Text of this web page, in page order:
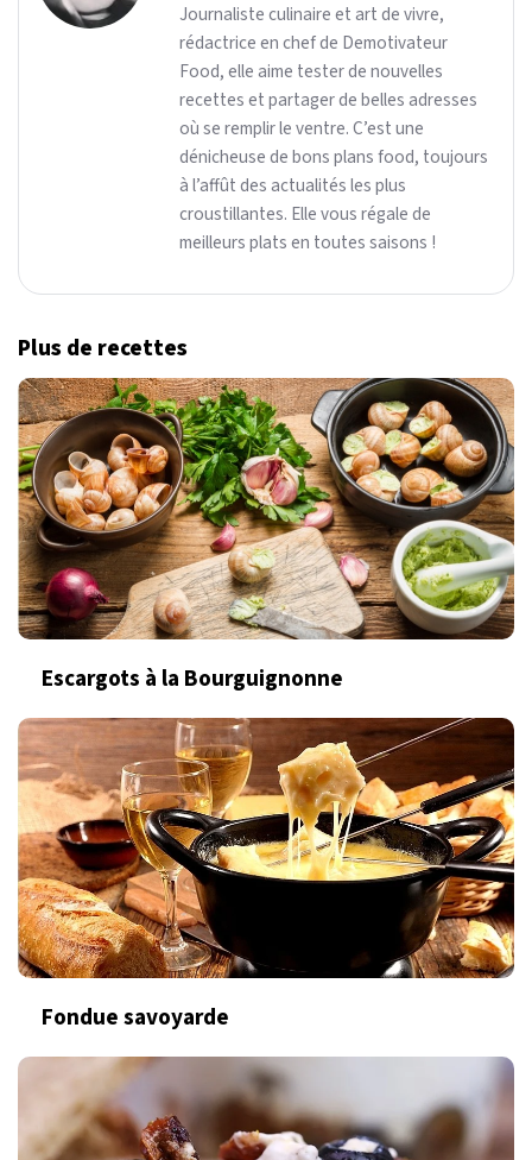
Journaliste culinaire et art de vivre,
rédactrice en chef de Demotivateur
Food, elle aime tester de nouvelles
recettes et partager de belles adresses
où se remplir le ventre. C’est une
dénicheuse de bons plans food, toujours
à l’affût des actualités les plus
croustillantes. Elle vous régale de
meilleurs plats en toutes saisons !
Plus de recettes
Escargots à la Bourguignonne
Fondue savoyarde